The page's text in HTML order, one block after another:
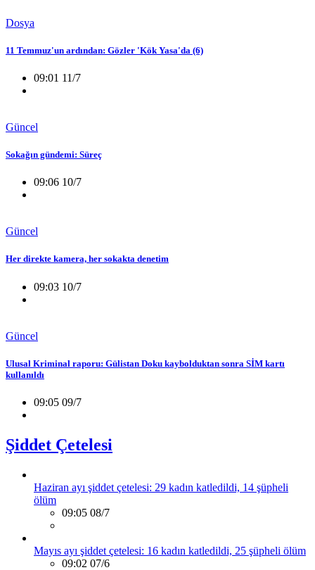
Dosya
11 Temmuz'un ardından: Gözler 'Kök Yasa'da (6)
09:01 11/7
Güncel
Sokağın gündemi: Süreç
09:06 10/7
Güncel
Her direkte kamera, her sokakta denetim
09:03 10/7
Güncel
Ulusal Kriminal raporu: Gülistan Doku kaybolduktan sonra SİM kartı
kullanıldı
09:05 09/7
Şiddet Çetelesi
Haziran ayı şiddet çetelesi: 29 kadın katledildi, 14 şüpheli
ölüm
09:05 08/7
Mayıs ayı şiddet çetelesi: 16 kadın katledildi, 25 şüpheli ölüm
09:02 07/6